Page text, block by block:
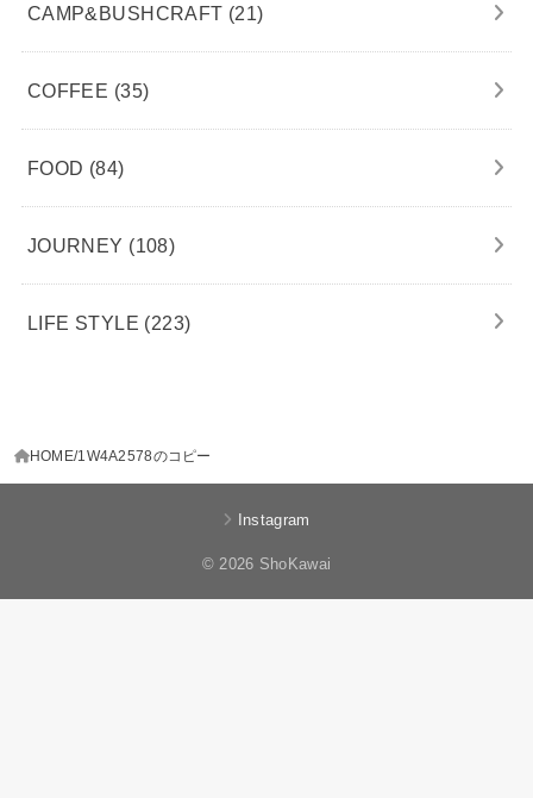
CAMP&BUSHCRAFT (21)
COFFEE (35)
FOOD (84)
JOURNEY (108)
LIFE STYLE (223)
HOME 1W4A2578のコピー
Instagram
© 2026 ShoKawai